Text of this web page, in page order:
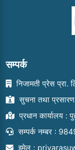
सम्पर्क
निजामती प्रेस प्रा.
सुचना तथा
प्रधान कार्यालय :
सम्पर्क नम्बर :
इमेल :